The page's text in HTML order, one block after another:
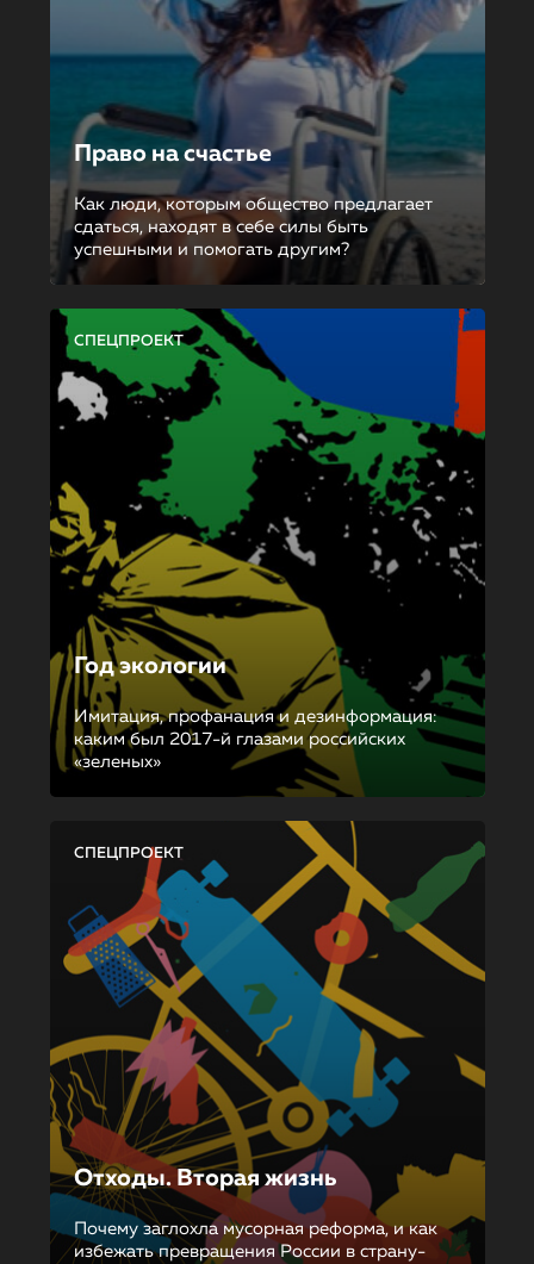
Право на счастье
Как люди, которым общество предлагает
сдаться, находят в себе силы быть
успешными и помогать другим?
СПЕЦПРОЕКТ
Год экологии
Имитация, профанация и дезинформация:
каким был 2017-й глазами российских
«зеленых»
СПЕЦПРОЕКТ
Отходы. Вторая жизнь
Почему заглохла мусорная реформа, и как
избежать превращения России в страну-